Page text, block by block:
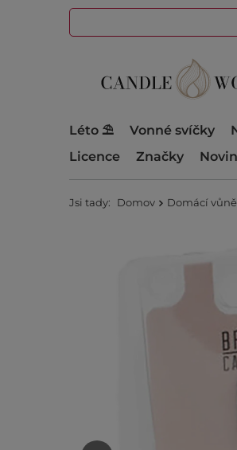
Léto ⛱️ Vonné svíčky
Licence
Značky
Jsi tady: Domov Domácí vůně